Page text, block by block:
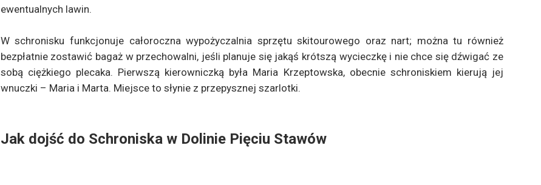
ewentualnych lawin.
W schronisku funkcjonuje całoroczna wypożyczalnia sprzętu skitourowego oraz nart; można tu również
bezpłatnie zostawić bagaż w przechowalni, jeśli planuje się jakąś krótszą wycieczkę i nie chce się dźwigać ze
sobą ciężkiego plecaka. Pierwszą kierowniczką była Maria Krzeptowska, obecnie schroniskiem kierują jej
wnuczki – Maria i Marta. Miejsce to słynie z przepysznej szarlotki.
Jak dojść do Schroniska w Dolinie Pięciu Stawów